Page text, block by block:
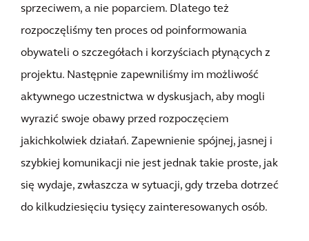
sprzeciwem, a nie poparciem. Dlatego też
rozpoczęliśmy ten proces od poinformowania
obywateli o szczegółach i korzyściach płynących z
projektu. Następnie zapewniliśmy im możliwość
aktywnego uczestnictwa w dyskusjach, aby mogli
wyrazić swoje obawy przed rozpoczęciem
jakichkolwiek działań. Zapewnienie spójnej, jasnej i
szybkiej komunikacji nie jest jednak takie proste, jak
się wydaje, zwłaszcza w sytuacji, gdy trzeba dotrzeć
do kilkudziesięciu tysięcy zainteresowanych osób.